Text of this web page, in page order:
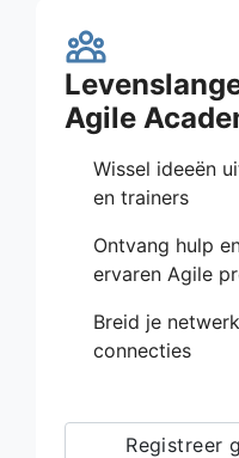
Agile
Wissel ideeën
en trainers
Ontvang hulp
ervaren Agile
Breid je
connecties
Registreer